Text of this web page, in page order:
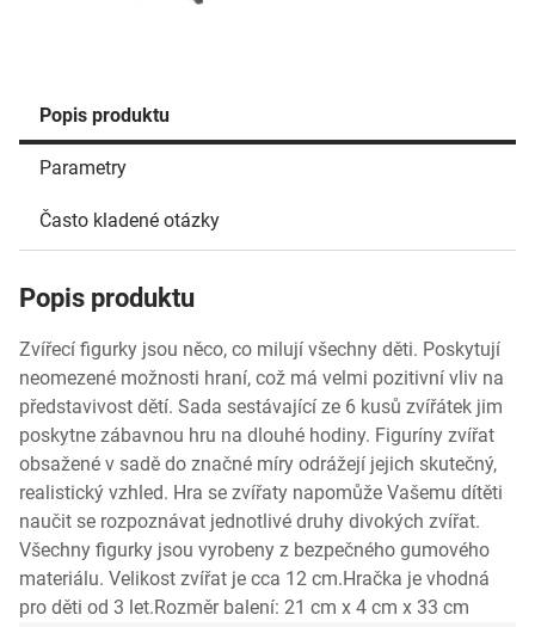
Popis produktu
Parametry
Často kladené otázky
Popis produktu
Zvířecí figurky jsou něco, co milují všechny děti. Poskytují
neomezené možnosti hraní, což má velmi pozitivní vliv na
představivost dětí. Sada sestávající ze 6 kusů zvířátek jim
poskytne zábavnou hru na dlouhé hodiny. Figuríny zvířat
obsažené v sadě do značné míry odrážejí jejich skutečný,
realistický vzhled. Hra se zvířaty napomůže Vašemu dítěti
naučit se rozpoznávat jednotlivé druhy divokých zvířat.
Všechny figurky jsou vyrobeny z bezpečného gumového
materiálu. Velikost zvířat je cca 12 cm.Hračka je vhodná
pro děti od 3 let.Rozměr balení: 21 cm x 4 cm x 33 cm